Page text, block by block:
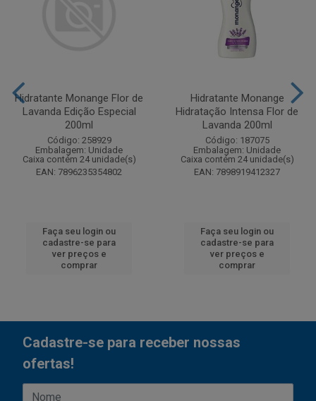
Hidratante Monange Flor de
Lavanda Edição Especial
200ml
Código: 258929
Embalagem: Unidade
Caixa contém 24 unidade(s)
EAN: 7896235354802
Faça seu login ou
cadastre-se para
ver preços e
comprar
Hidratante Monange
Hidratação Intensa Flor de
Lavanda 200ml
Código: 187075
Embalagem: Unidade
Caixa contém 24 unidade(s)
EAN: 7898919412327
Faça seu login ou
cadastre-se para
ver preços e
comprar
Cadastre-se para receber nossas
ofertas!